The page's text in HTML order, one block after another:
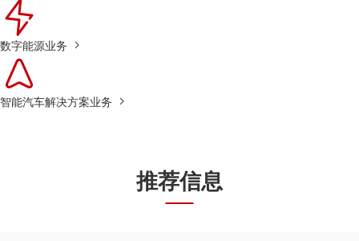
数字能源业务
智能汽车解决方案业务
推荐信息